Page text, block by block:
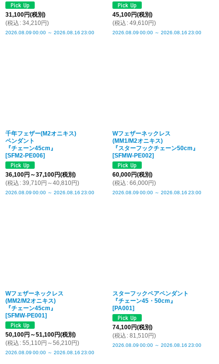
31,100円(税別)
(税込 : 34,210円)
2026.08.09 00:00 ～ 2026.08.16 23:00
45,100円(税別)
(税込 : 49,610円)
2026.08.09 00:00 ～ 2026.08.16 23:00
千年フェザー(M2オニキス)
ペンダント
『チェーン45cm』
[SFM2-PE006]
36,100円 ～37,100円(税別)
(税込 : 39,710円 ～40,810円)
2026.08.09 00:00 ～ 2026.08.16 23:00
Wフェザーネックレス
(MM1/M2オニキス)
『スターフックチェーン50cm』
[SFMW-PE002]
60,000円(税別)
(税込 : 66,000円)
2026.08.09 00:00 ～ 2026.08.16 23:00
Wフェザーネックレス
(MM2/M2オニキス)
『チェーン45cm』
[SFMW-PE001]
50,100円 ～51,100円(税別)
(税込 : 55,110円 ～56,210円)
2026.08.09 00:00 ～ 2026.08.16 23:00
スターフックペアペンダント
『チェーン45・50cm』
[PA001]
74,100円(税別)
(税込 : 81,510円)
2026.08.09 00:00 ～ 2026.08.16 23:00